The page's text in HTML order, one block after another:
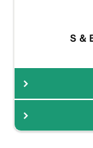
Ｓ＆